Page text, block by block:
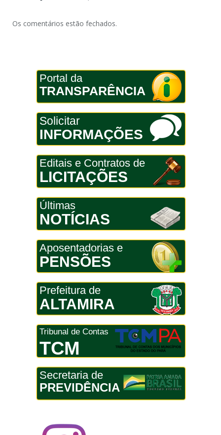
Os comentários estão fechados.
Portal da
TRANSPARÊNCIA
Solicitar
INFORMAÇÕES
Editais e Contratos de
LICITAÇÕES
Últimas
NOTÍCIAS
Aposentadorias e
PENSÕES
Prefeitura de
ALTAMIRA
Tribunal de Contas
TCM
Secretaria de
PREVIDÊNCIA